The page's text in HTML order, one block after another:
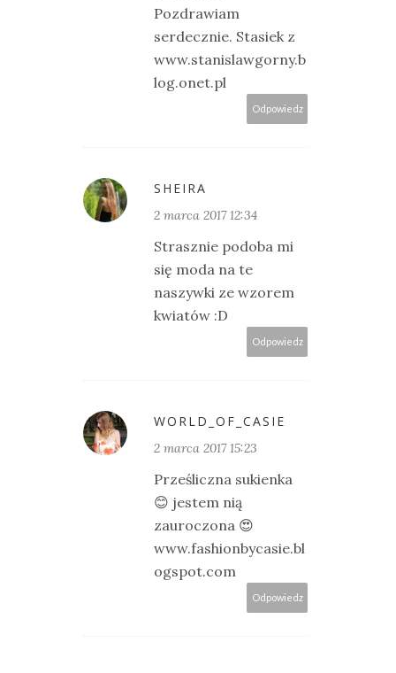
Pozdrawiam
serdecznie. Stasiek z
www.stanislawgorny.b
log.onet.pl
Odpowiedz
SHEIRA
2 marca 2017 12:34
Strasznie podoba mi
się moda na te
naszywki ze wzorem
kwiatów :D
Odpowiedz
WORLD_OF_CASIE
2 marca 2017 15:23
Prześliczna sukienka
😊 jestem nią
zauroczona 😍
www.fashionbycasie.bl
ogspot.com
Odpowiedz